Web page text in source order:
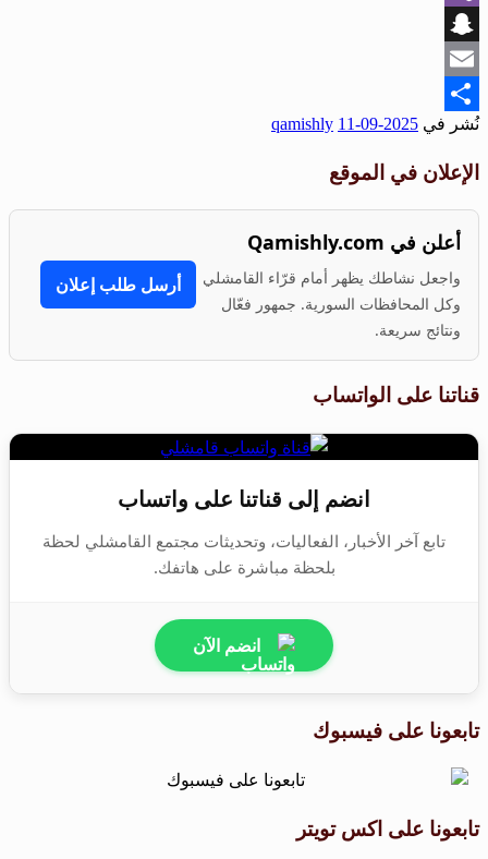
Viber
Snapchat
Email
Share
نُشر في 2025-09-11
qamishly
الإعلان في الموقع
أعلن في Qamishly.com
واجعل نشاطك يظهر أمام قرّاء القامشلي
وكل المحافظات السورية. جمهور فعّال
ونتائج سريعة.
أرسل طلب إعلان
قناتنا على الواتساب
انضم إلى قناتنا على واتساب
تابع آخر الأخبار، الفعاليات، وتحديثات مجتمع القامشلي لحظة
بلحظة مباشرة على هاتفك.
انضم الآن
تابعونا على فيسبوك
تابعونا على اكس تويتر